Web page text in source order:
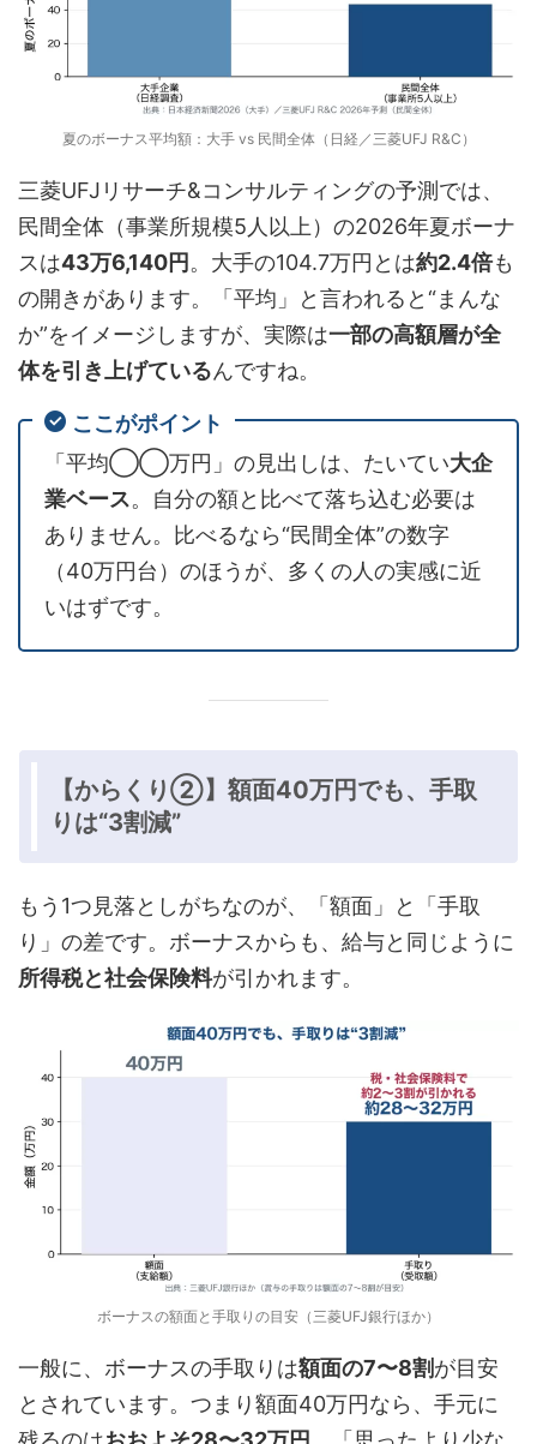
夏のボーナス平均額：大手 vs 民間全体（日経／三菱UFJ R&C）
三菱UFJリサーチ&コンサルティングの予測では、
民間全体（事業所規模5人以上）の2026年夏ボーナ
スは43万6,140円 。大手の104.7万円とは約2.4倍も
の開きがあります。「平均」と言われると“まんな
か”をイメージしますが、実際は一部の高額層が全
体を引き上げているんですね。
ここがポイント
「平均◯◯万円」の見出しは、たいてい大企
業ベース。自分の額と比べて落ち込む必要は
ありません。比べるなら“民間全体”の数字
（40万円台）のほうが、多くの人の実感に近
いはずです。
【からくり②】額面40万円でも、手取
りは“3割減”
もう1つ見落としがちなのが、「額面」と「手取
り」の差です。ボーナスからも、給与と同じように
所得税と社会保険料が引かれます。
ボーナスの額面と手取りの目安（三菱UFJ銀行ほか）
一般に、ボーナスの手取りは額面の7〜8割が目安
とされています。つまり額面40万円なら、手元に